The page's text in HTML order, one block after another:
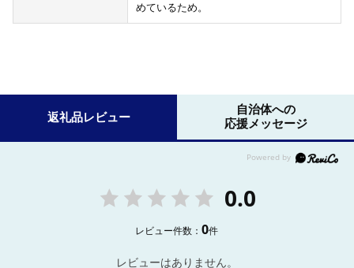
めているため。
返礼品レビュー
自治体への
応援メッセージ
0.0
レビュー件数：0件
レビューはありません。